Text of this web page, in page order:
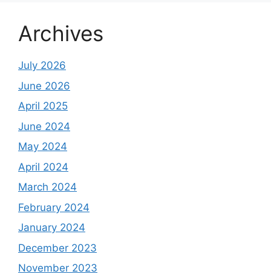
Archives
July 2026
June 2026
April 2025
June 2024
May 2024
April 2024
March 2024
February 2024
January 2024
December 2023
November 2023